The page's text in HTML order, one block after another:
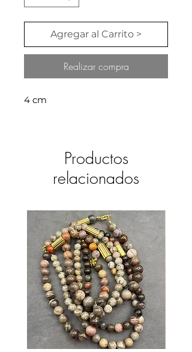
Agregar al Carrito >
Realizar compra
4 cm
Productos
relacionados